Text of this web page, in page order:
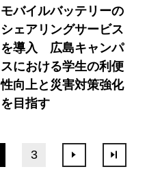
モバイルバッテリーの
シェアリングサービス
を導入 広島キャンパ
スにおける学生の利便
性向上と災害対策強化
を目指す
3